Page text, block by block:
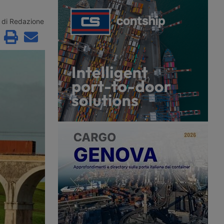
chiare scelte
Twentekanaal. Le chiatte navigano
con carichi ridotti a un quinto, i noli
fluviali sono più che triplicati e i flussi
merci si spostano su strada e rotaia.
di Redazione